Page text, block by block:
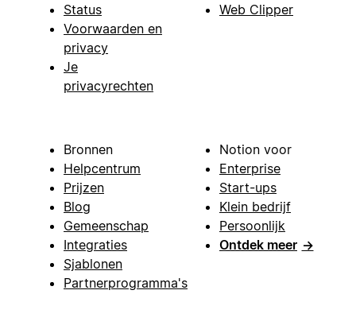
Status
Voorwaarden en
privacy
Je
privacyrechten
Web Clipper
Bronnen
Helpcentrum
Prijzen
Blog
Gemeenschap
Integraties
Sjablonen
Partnerprogramma's
Notion voor
Enterprise
Start-ups
Klein bedrijf
Persoonlijk
Ontdek meer →